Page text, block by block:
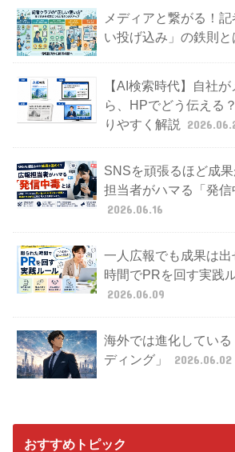
メディアと繋がる！
い投げ込み」の鉄則と
【AI検索時代】自社
ら、HPでどう伝える
りやすく解説
SNSを頑張るほど成
担当者がハマる「発信
2026.06.16
一人広報でも成果は
時間でPRを回す実践
2026.06.09
海外では進化してい
ディング」
2026.06.02
おすすめトピック